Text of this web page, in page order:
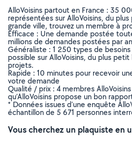
AlloVoisins partout en France : 35
représentées sur AlloVoisins, du
grande ville, trouvez un membre à
Efficace : Une demande postée
millions de demandes postées par an
Généraliste : 1 250 types de
possible sur AlloVoisins, du plus
projets.
Rapide : 10 minutes pour recevoir
votre demande
Qualité / prix : 4 membres
qu’AlloVoisins propose un bon
* Données issues d’une enquête
échantillon de 5 671 personnes
Vous cherchez un plaquiste en